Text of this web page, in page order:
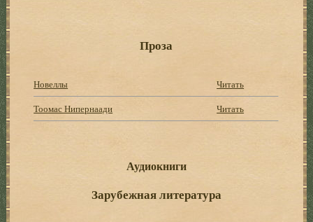
Проза
Новеллы
Читать
Тоомас Нипернаади
Читать
Аудиокниги
Зарубежная литература